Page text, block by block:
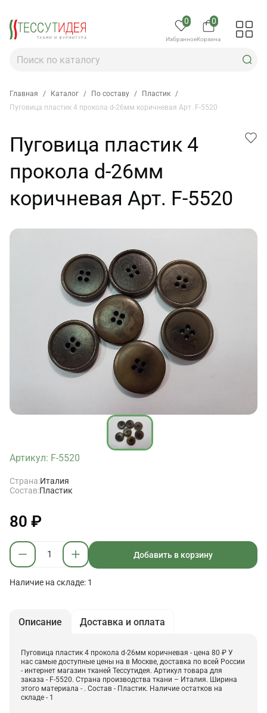
0
Избранное
0
Корзина
Главная / Каталог / По составу / Пластик /
Пуговица пластик 4 прокола d-26мм коричневая Арт. F-5520
Пуговица пластик 4
прокола d-26мм
коричневая Арт. F-5520
Артикул: F-5520
Страна:Италия
Состав:Пластик
80 ₽
Добавить в корзину
Наличие на складе: 1
Описание Доставка и оплата
Пуговица пластик 4 прокола d-26мм коричневая - цена 80 ₽ У
нас самые доступные цены на в Москве, доставка по всей России
- интернет магазин тканей Тессутидея. Артикул товара для
заказа - F-5520. Страна производства ткани – Италия. Ширина
этого материала - . Состав - Пластик. Наличие остатков на
складе - 1